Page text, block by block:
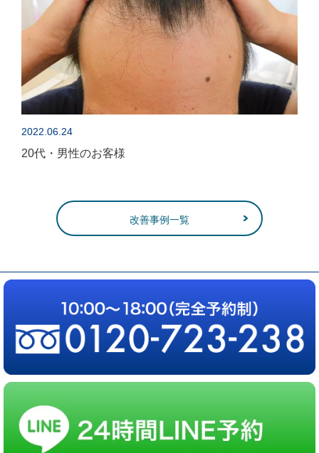
2022.06.24
20代・男性のお客様
改善事例一覧